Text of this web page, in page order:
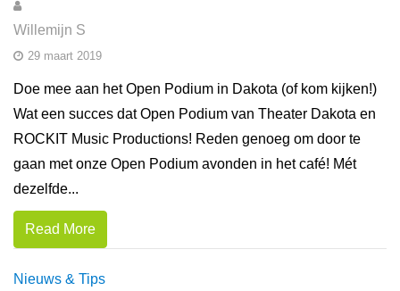
Willemijn S
29 maart 2019
Doe mee aan het Open Podium in Dakota (of kom kijken!)
Wat een succes dat Open Podium van Theater Dakota en
ROCKIT Music Productions! Reden genoeg om door te
gaan met onze Open Podium avonden in het café! Mét
dezelfde...
Read More
Nieuws & Tips